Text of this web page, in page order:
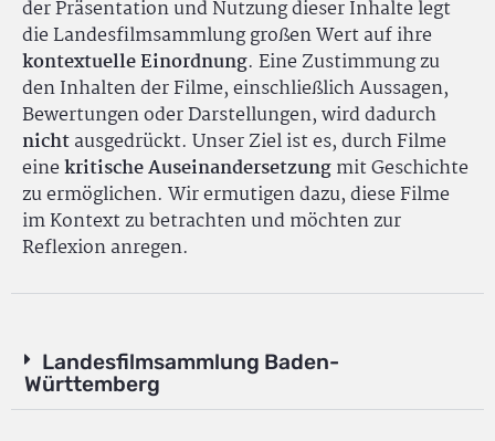
der Präsentation und Nutzung dieser Inhalte legt
die Landesfilmsammlung großen Wert auf ihre
kontextuelle Einordnung. Eine Zustimmung zu
den Inhalten der Filme, einschließlich Aussagen,
Bewertungen oder Darstellungen, wird dadurch
nichtausgedrückt. Unser Ziel ist es, durch Filme
einekritische Auseinandersetzungmit Geschichte
zu ermöglichen. Wir ermutigen dazu, diese Filme
im Kontext zu betrachten und möchten zur
Reflexion anregen.
Landesfilmsammlung Baden-
Württemberg